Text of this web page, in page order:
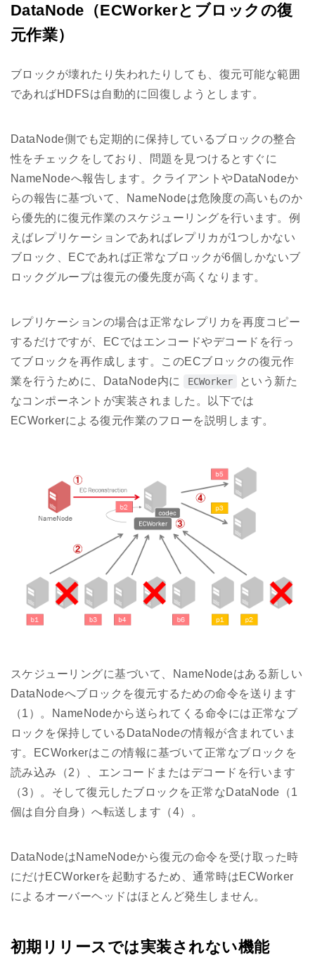
DataNode（ECWorkerとブロックの復
元作業）
ブロックが壊れたり失われたりしても、復元可能な範囲
であればHDFSは自動的に回復しようとします。
DataNode側でも定期的に保持しているブロックの整合
性をチェックをしており、問題を見つけるとすぐに
NameNodeへ報告します。クライアントやDataNodeか
らの報告に基づいて、NameNodeは危険度の高いものか
ら優先的に復元作業のスケジューリングを行います。例
えばレプリケーションであればレプリカが1つしかない
ブロック、ECであれば正常なブロックが6個しかないブ
ロックグループは復元の優先度が高くなります。
レプリケーションの場合は正常なレプリカを再度コピー
するだけですが、ECではエンコードやデコードを行っ
てブロックを再作成します。このECブロックの復元作
業を行うために、DataNode内に
ECWorker
という新た
なコンポーネントが実装されました。以下では
ECWorkerによる復元作業のフローを説明します。
スケジューリングに基づいて、NameNodeはある新しい
DataNodeへブロックを復元するための命令を送ります
（1）。NameNodeから送られてくる命令には正常なブ
ロックを保持しているDataNodeの情報が含まれていま
す。ECWorkerはこの情報に基づいて正常なブロックを
読み込み（2）、エンコードまたはデコードを行います
（3）。そして復元したブロックを正常なDataNode（1
個は自分自身）へ転送します（4）。
DataNodeはNameNodeから復元の命令を受け取った時
にだけECWorkerを起動するため、通常時はECWorker
によるオーバーヘッドはほとんど発生しません。
初期リリースでは実装されない機能